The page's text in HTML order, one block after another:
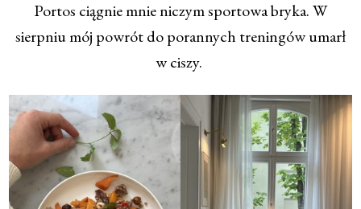
Portos ciągnie mnie niczym sportowa bryka. W
sierpniu mój powrót do porannych treningów umarł
w ciszy.